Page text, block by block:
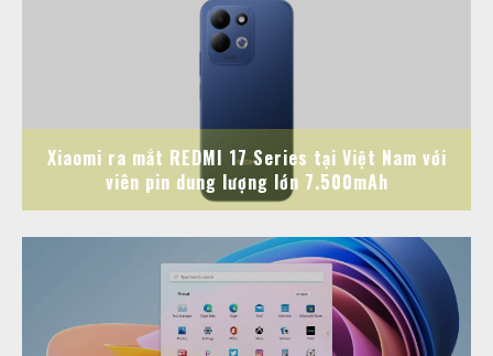
Xiaomi ra mắt REDMI 17 Series tại Việt Nam với
viên pin dung lượng lớn 7.500mAh